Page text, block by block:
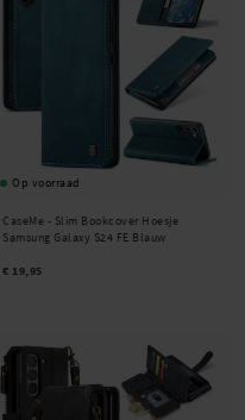
Op voorraad
CaseMe - Slim Bookcover Hoesje
Samsung Galaxy S24 FE Blauw
€ 19,95